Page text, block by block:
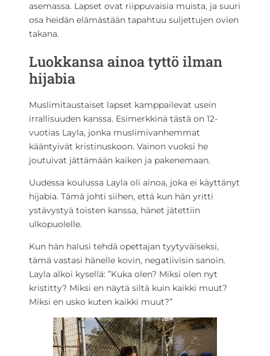
asemassa. Lapset ovat riippuvaisia muista, ja suuri
osa heidän elämästään tapahtuu suljettujen ovien
takana.
Luokkansa ainoa tyttö ilman
hijabia
Muslimitaustaiset lapset kamppailevat usein
irrallisuuden kanssa. Esimerkkinä tästä on 12-
vuotias Layla, jonka muslimivanhemmat
kääntyivät kristinuskoon. Vainon vuoksi he
joutuivat jättämään kaiken ja pakenemaan.
Uudessa koulussa Layla oli ainoa, joka ei käyttänyt
hijabia. Tämä johti siihen, että kun hän yritti
ystävystyä toisten kanssa, hänet jätettiin
ulkopuolelle.
Kun hän halusi tehdä opettajan tyytyväiseksi,
tämä vastasi hänelle kovin, negatiivisin sanoin.
Layla alkoi kysellä: ”Kuka olen? Miksi olen nyt
kristitty? Miksi en näytä siltä kuin kaikki muut?
Miksi en usko kuten kaikki muut?”